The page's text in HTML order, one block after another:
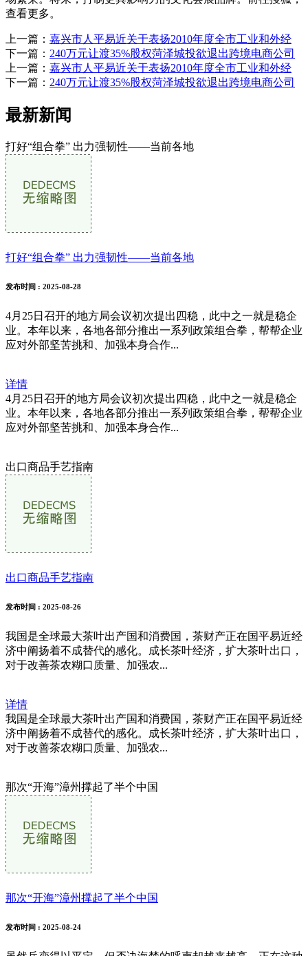
查看更多。
上一篇： 嘉兴市人平易近关于表扬2010年度全市工业和外经
下一篇： 240万元让渡35%股权菏泽城投欲退出跨境电商公司
上一篇： 嘉兴市人平易近关于表扬2010年度全市工业和外经
下一篇： 240万元让渡35%股权菏泽城投欲退出跨境电商公司
最新新闻
打好“组合拳” 出力强韧性——当前各地
打好“组合拳” 出力强韧性——当前各地
发布时间 : 2025-08-28
4月25日召开的地方局会议初次提出四稳，此中之一就是稳企
业。本年以来，各地各部分推出一系列政策组合拳，帮帮企业
应对外部坚苦挑和、加强本身合作...
详情
4月25日召开的地方局会议初次提出四稳，此中之一就是稳企
业。本年以来，各地各部分推出一系列政策组合拳，帮帮企业
应对外部坚苦挑和、加强本身合作...
出口商品手艺指南
出口商品手艺指南
发布时间 : 2025-08-26
我国是全球最大茶叶出产国和消费国，茶财产正在国平易近经
济中阐扬着不成替代的感化。成长茶叶经济，扩大茶叶出口，
对于改善茶农糊口质量、加强农...
详情
我国是全球最大茶叶出产国和消费国，茶财产正在国平易近经
济中阐扬着不成替代的感化。成长茶叶经济，扩大茶叶出口，
对于改善茶农糊口质量、加强农...
那次“开海”漳州撑起了半个中国
那次“开海”漳州撑起了半个中国
发布时间 : 2025-08-24